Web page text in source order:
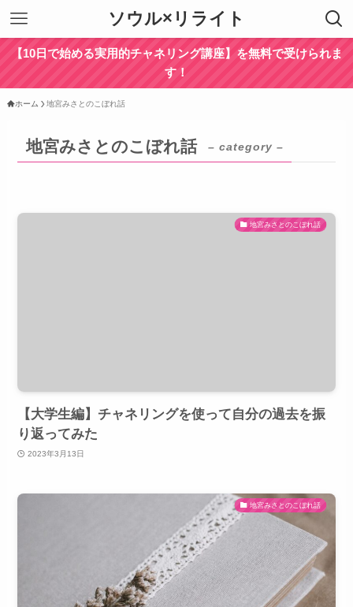
ソウル×リライト
【10日で始める実用的チャネリング講座】を無料で受けられま
す！
ホーム 地宮みさとのこぼれ話
地宮みさとのこぼれ話 – category –
地宮みさとのこぼれ話
【大学生編】チャネリングを使って自分の過去を振
り返ってみた
2023年3月13日
地宮みさとのこぼれ話